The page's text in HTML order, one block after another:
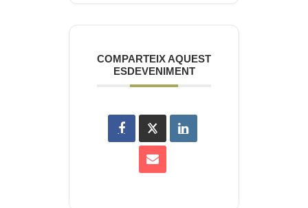
COMPARTEIX AQUEST
ESDEVENIMENT